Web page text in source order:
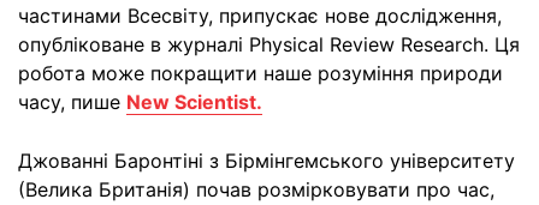
частинами Всесвіту, припускає нове дослідження,
опубліковане в журналі Physical Review Research. Ця
робота може покращити наше розуміння природи
часу, пише New Scientist.
Джованні Баронтіні з Бірмінгемського університету
(Велика Британія) почав розмірковувати про час,